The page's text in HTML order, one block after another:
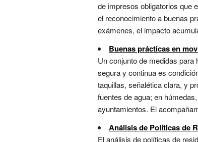
de impresos obligatorios que
el reconocimiento a buenas
exámenes, el impacto
Buenas prácticas en
Un conjunto de medidas
segura y continua es
taquillas, señalética clara, y
fuentes de agua; en
ayuntamientos. El
Análisis de Políticas de
El análisis de políticas de